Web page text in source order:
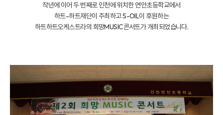
작년에 이어 두 번째로 인천에 위치한 연안초등학교에서
하트-하트재단이 주최하고 S-OIL이 후원하는
하트하트오케스트라의 희망MUSIC콘서트가 개최되었습니다.